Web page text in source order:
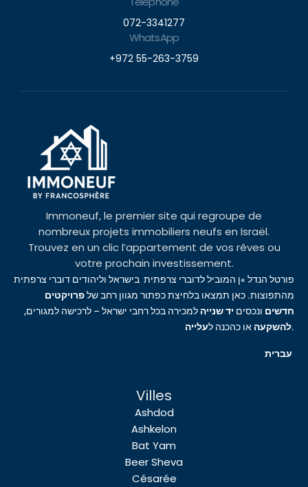
072-3341277
WhatsApp
+972 55-263-3759
Immoneuf, le premier site qui regroupe de
nombreux projets immobiliers neufs en Israël.
Trouvez en un clic l’appartement de vos rêves ou
votre prochain investissement.
פורטל הנדל »ן המוביל לדוברי צרפתית בישראל וליהודים דוברי צרפתית
מהתפוצות. כאן תמצאו בלחיצת כפתור מגוון רחב שלפרויקטים
חדשים ונכסים יד שנייה למכירה בכל רחבי ישראל – לרכישה למגורים,
להשקעה או כהכנה לעלייה .
Villes
Ashdod
Ashkelon
Bat Yam
Beer Sheva
Césarée